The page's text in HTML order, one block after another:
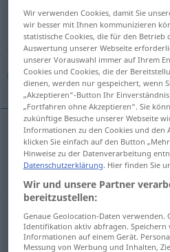
Übersicht aller
(Für mehr Details die Übersetzung
چیز, شیء موضوع
قضیه
Wir verwenden Cookies, damit Sie
wir besser mit Ihnen kommunizieren
statistische Cookies, die für den Betrieb
Auswertung unserer Webseite
unserer Vorauswahl immer auf Ihrem
Cookies und Cookies, die der
dienen, werden nur gespeichert, wenn
„Akzeptieren“-Button Ihr
„Fortfahren ohne Akzeptieren“. Sie
zukünftige Besuche unserer Webseite
Informationen zu den Cookies und den
klicken Sie einfach auf den Button
Hinweise zu der Datenverarbeitung
Datenschutzerklärung. Hier finden Sie
Wir und unsere Partner
bereitzustellen:
Genaue Geolocation-Daten verwenden.
Identifikation aktiv abfragen.
Informationen auf einem Gerät.
Messung von Werbung und Inhalten,